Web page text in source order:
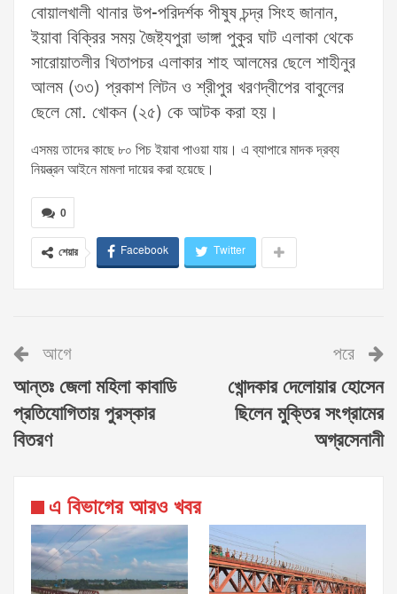
বোয়ালখালী থানার উপ-পরিদর্শক পীষুষ চন্দ্র সিংহ জানান,
ইয়াবা বিক্রির সময় জৈষ্ট্যপুরা ভাঙ্গা পুকুর ঘাট এলাকা থেকে
সারোয়াতলীর খিতাপচর এলাকার শাহ আলমের ছেলে শাহীনুর
আলম (৩৩) প্রকাশ লিটন ও শ্রীপুর খরণদ্বীপের বাবুলের
ছেলে মো. খোকন (২৫) কে আটক করা হয়।
এসময় তাদের কাছে ৮০ পিচ ইয়াবা পাওয়া যায়। এ ব্যাপারে মাদক দ্রব্য
নিয়ন্ত্রন আইনে মামলা দায়ের করা হয়েছে।
0
শেয়ার Facebook Twitter
আগে
আন্তঃ জেলা মহিলা কাবাডি
প্রতিযোগিতায় পুরস্কার
বিতরণ
পরে
খোন্দকার দেলোয়ার হোসেন
ছিলেন মুক্তির সংগ্রামের
অগ্রসেনানী
এ বিভাগের আরও খবর